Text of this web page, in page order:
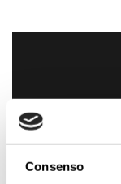
Consenso